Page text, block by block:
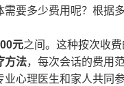
要多少费用呢？根据
元之间。这种按次收
方法，每次会话的费用
业心理医生和家人共同